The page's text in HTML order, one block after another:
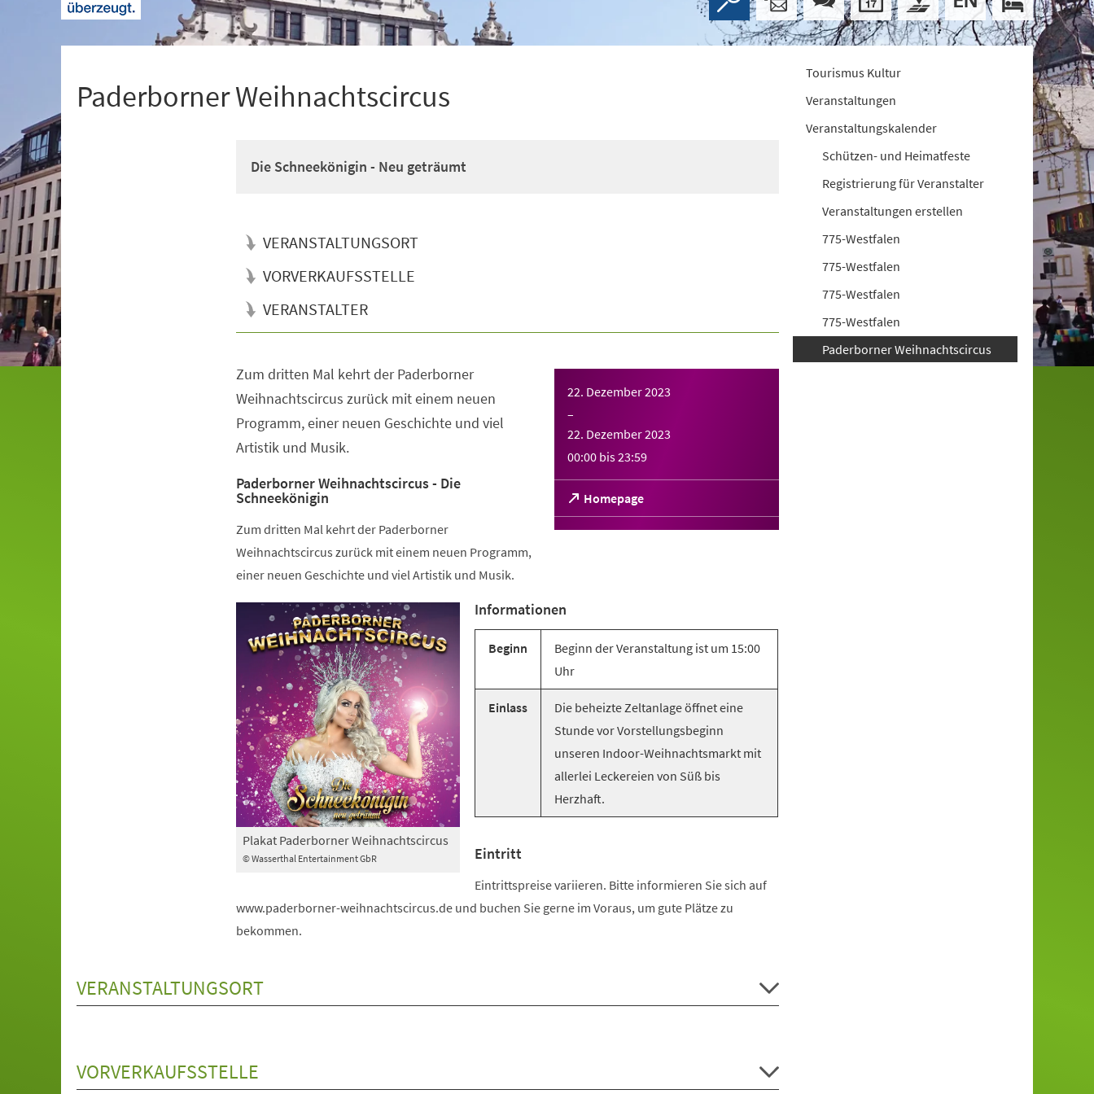
Paderborner Weihnachtscircus
Die Schneekönigin - Neu geträumt
VERANSTALTUNGSORT
VORVERKAUFSSTELLE
VERANSTALTER
22. Dezember 2023
–
22. Dezember 2023
00:00 bis23:59
Homepage
(Öffnet
in
einem
Zum dritten Mal kehrt der Paderborner
Weihnachtscircus zurück mit einem neuen
Programm, einer neuen Geschichte und viel
Artistik und Musik.
Paderborner Weihnachtscircus - Die
Schneekönigin
Zum dritten Mal kehrt der Paderborner
Weihnachtscircus zurück mit einem neuen Programm,
einer neuen Geschichte und viel Artistik und Musik.
© Wasserthal Entertainment GbR
Plakat Paderborner Weihnachtscircus
Informationen
Beginn
Beginn der Veranstaltung ist um 15:00
Uhr
Einlass
Die beheizte Zeltanlage öffnet eine
Stunde vor Vorstellungsbeginn
unseren Indoor-Weihnachtsmarkt mit
allerlei Leckereien von Süß bis
Herzhaft.
Eintritt
Eintrittspreise variieren. Bitte informieren Sie sich auf
www.paderborner-weihnachtscircus.de und buchen Sie gerne im Voraus, um gute Plätze zu
bekommen.
VERANSTALTUNGSORT
VORVERKAUFSSTELLE
Tourismus Kultur
Veranstaltungen
Veranstaltungskalender
Schützen- und Heimatfeste
Registrierung für Veranstalter
Veranstaltungen erstellen
775-Westfalen
775-Westfalen
775-Westfalen
775-Westfalen
Paderborner Weihnachtscircus